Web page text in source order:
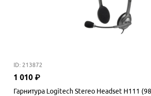
ID: 213872
1 010 ₽
Гарнитура Logitech Stereo Headset H111